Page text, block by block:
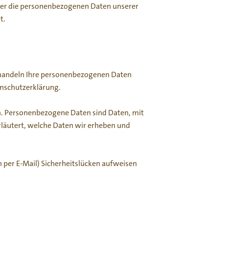
die personenbezogenen Daten unserer
Ihre personenbezogenen Daten
Personenbezogene Daten sind Daten, mit
welche Daten wir erheben und
E-Mail) Sicherheitslücken aufweisen